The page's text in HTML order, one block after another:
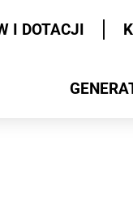
I DOTACJI